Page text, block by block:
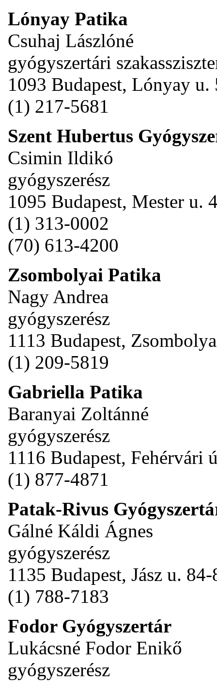
Lónyay Patika
Csuhaj Lászlóné
gyógyszertári
1093 Budapest, Lónyay u.
(1) 217-5681
Szent Hubertus
Csimin Ildikó
gyógyszerész
1095 Budapest, Mester u.
(1) 313-0002
(70) 613-4200
Zsombolyai Patika
Nagy Andrea
gyógyszerész
1113 Budapest,
(1) 209-5819
Gabriella Patika
Baranyai Zoltánné
gyógyszerész
1116 Budapest, Fehérvári
(1) 877-4871
Patak-Rivus
Gálné Káldi Ágnes
gyógyszerész
1135 Budapest, Jász u.
(1) 788-7183
Fodor Gyógyszertár
Lukácsné Fodor Enikő
gyógyszerész